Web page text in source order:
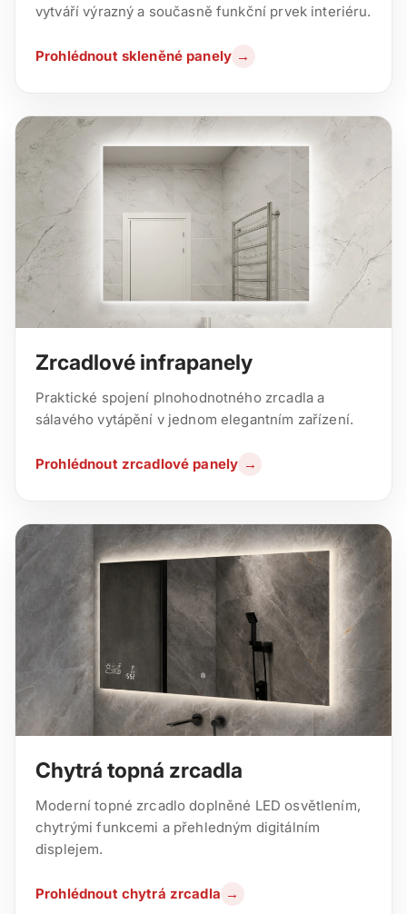
vytváří výrazný a současně funkční prvek interiéru.
Prohlédnout skleněné panely →
Zrcadlové infrapanely
Praktické spojení plnohodnotného zrcadla a
sálavého vytápění v jednom elegantním zařízení.
Prohlédnout zrcadlové panely →
Chytrá topná zrcadla
Moderní topné zrcadlo doplněné LED osvětlením,
chytrými funkcemi a přehledným digitálním
displejem.
Prohlédnout chytrá zrcadla →